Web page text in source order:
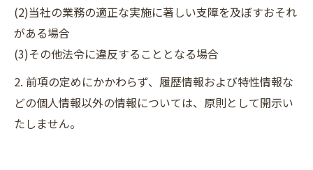
(2)当社の業務の適正な実施に著しい支障を及ぼすおそれ
がある場合
(3)その他法令に違反することとなる場合
2. 前項の定めにかかわらず、履歴情報および特性情報な
どの個人情報以外の情報については、原則として開示い
たしません。